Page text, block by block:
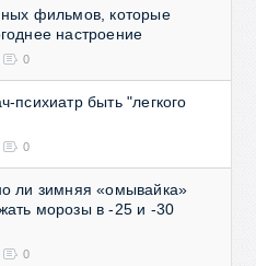
фильмов, которые
настроение
0
психиатр быть "легкого
0
ли зимняя «омывайка»
морозы в -25 и -30
0